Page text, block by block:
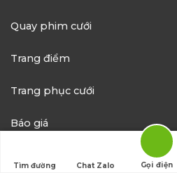
Quay phim cưới
Trang điểm
Trang phục cưới
Báo giá
Tìm đường Chat Zalo Gọi điện